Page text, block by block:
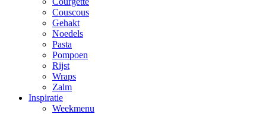
Couscous
Gehakt
Noedels
Pasta
Pompoen
Rijst
Wraps
Zalm
Inspiratie
Weekmenu